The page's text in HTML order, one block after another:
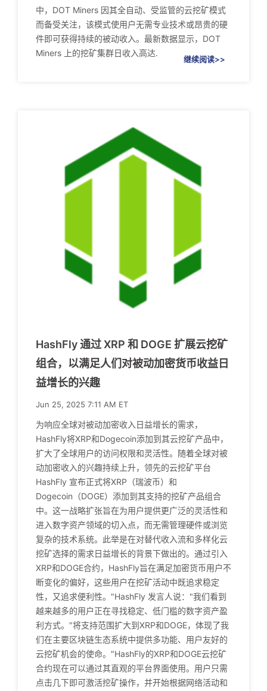
中，DOT Miners 因其全自动、受监管的云挖矿模式
而备受关注，该模式使用户无需专业技术或昂贵的硬
件即可获得持续的被动收入。最新数据显示，DOT
Miners 上的挖矿集群日收入高达.
继续阅读>>
HashFly 通过 XRP 和 DOGE 扩展云挖矿
组合，以满足人们对被动加密货币收益日
益增长的兴趣
Jun 25, 2025 7:11 AM ET
为响应全球对被动加密收入日益增长的需求，
HashFly将XRP和Dogecoin添加到其云挖矿产品中，
扩大了全球用户的访问权限和灵活性。随着全球对被
动加密收入的兴趣持续上升，领先的云挖矿平台
HashFly 宣布正式将XRP（瑞波币）和
Dogecoin（DOGE）添加到其支持的挖矿产品组合
中。这一战略扩张旨在为用户提供更广泛的灵活性和
进入数字资产领域的切入点，而无需管理硬件或浏览
复杂的技术系统。此举是在对替代收入流和多样化云
挖矿选择的需求日益增长的背景下做出的。通过引入
XRP和DOGE合约，HashFly旨在满足加密货币用户不
断变化的偏好，这些用户在挖矿活动中既追求稳定
性，又追求便利性。"HashFly 发言人说："我们看到
越来越多的用户正在寻找稳定、低门槛的数字资产盈
利方式。"将支持范围扩大到XRP和DOGE，体现了我
们在主要区块链生态系统中提供多功能、用户友好的
云挖矿机会的使命。"HashFly的XRP和DOGE云挖矿
合约现在可以通过其直观的平台界面使用。用户只需
点击几下即可激活挖矿操作，并开始根据网络活动和